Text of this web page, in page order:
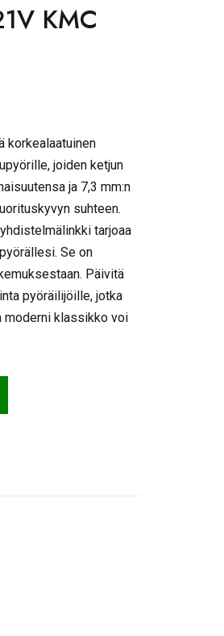
KMC
korkealaatuinen
joiden ketjun
ja 7,3 mm:n
suhteen.
tarjoaa
Se on
Päivitä
pyöräilijöille, jotka
moderni klassikko voi